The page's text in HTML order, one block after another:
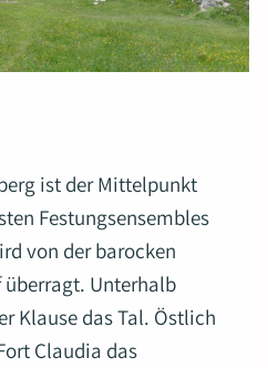
ist der Mittelpunkt
Festungsensembles
von der barocken
überragt. Unterhalb
Klause das Tal. Östlich
Claudia das